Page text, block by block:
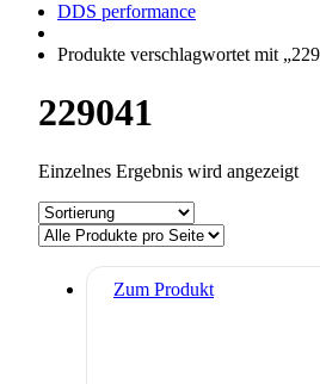
DDS performance
Produkte verschlagwortet mit
229041
Einzelnes Ergebnis wird angezeigt
Zum Produkt